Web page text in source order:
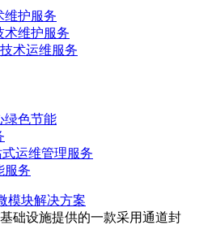
维护服务
术维护服务
术运维服务
绿色节能
运维管理服务
服务
模块解决方案
础设施提供的一款采用通道封